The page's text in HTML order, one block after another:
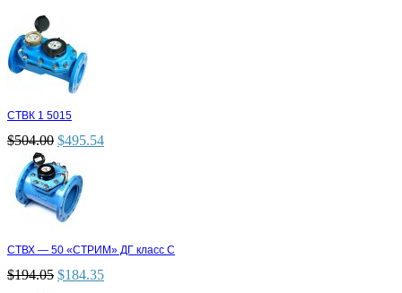
СТВК 1 5015
$504.00 $495.54
СТВХ — 50 «СТРИМ» ДГ класс С
$194.05 $184.35